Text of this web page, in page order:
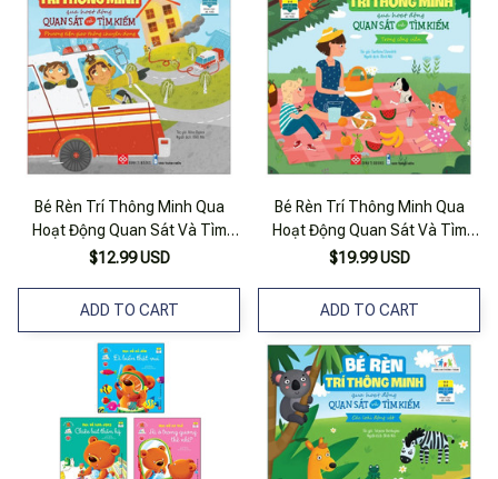
Bé Rèn Trí Thông Minh Qua
Hoạt Động Quan Sát Và Tìm
Kiếm - Phương Tiện Giao Thông
$12.99 USD
ADD TO CART
Bé Rèn Trí Thông Minh Qua
Hoạt Động Quan Sát Và Tìm
Kiếm - Trong Công Viên
$19.99 USD
ADD TO CART